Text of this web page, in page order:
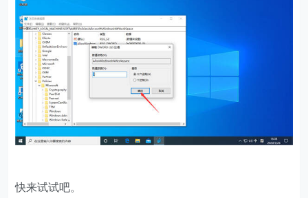
快来试试吧。